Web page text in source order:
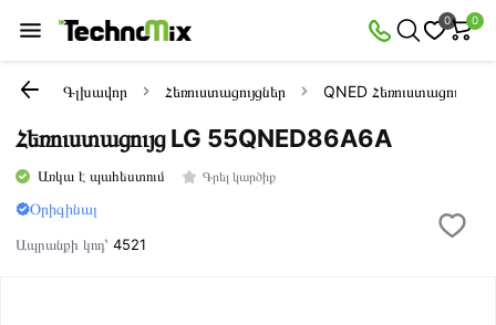
0 0
Գլխավոր Հեռուստացույցներ QNED Հեռուստացույցներ
Հեռուստացույց LG 55QNED86A6A
Առկա է պահեստում Գրել կարծիք
Օրիգինալ
Ապրանքի կոդ՝4521